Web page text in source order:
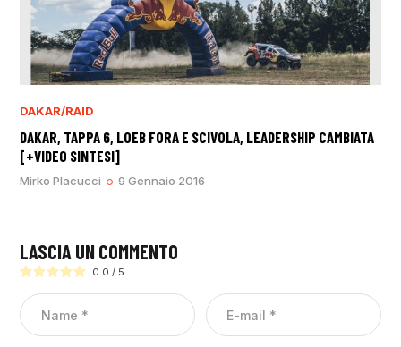
DAKAR/RAID
DAKAR, TAPPA 6, LOEB FORA E SCIVOLA, LEADERSHIP CAMBIATA
[+VIDEO SINTESI]
Mirko Placucci 9 Gennaio 2016
LASCIA UN COMMENTO
0.0 / 5